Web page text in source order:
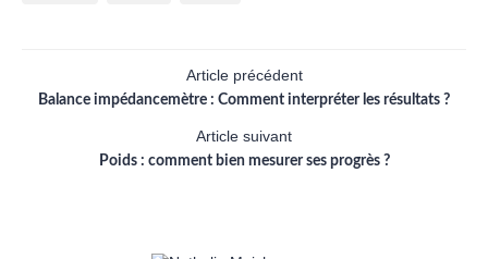
Article précédent
Balance impédancemètre : Comment interpréter les résultats ?
Article suivant
Poids : comment bien mesurer ses progrès ?